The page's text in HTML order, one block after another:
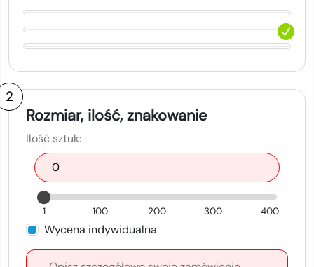
2
Rozmiar, ilość, znakowanie
Ilość sztuk:
1 100 200 300 400
Wycena indywidualna